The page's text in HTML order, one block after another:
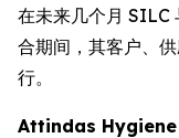
在未来几个月
合期间，其客户、
行。
Attindas